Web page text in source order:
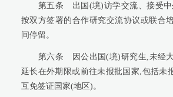
第五条
出国(境)访学交流、接受
按双方签署的合作研究交流协议或联合
间停留。
第六条
因公出国(境)研究生,未经
延长在外期限或前往未报批国家,包括未
互免签证国家(地区)。